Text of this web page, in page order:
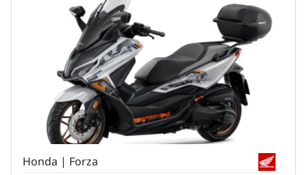
Honda | Forza